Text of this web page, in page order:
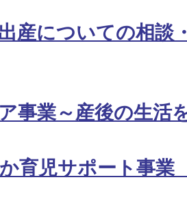
産についての相談
事業～産後の生活
育児サポート事業